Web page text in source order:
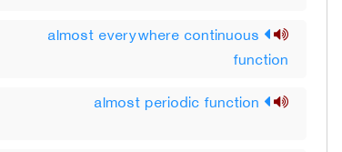
almost everywhere continuous
function